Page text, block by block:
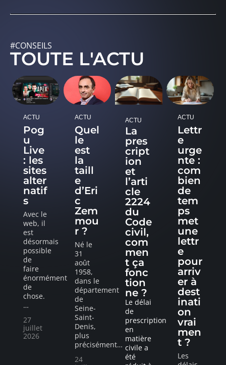
#CONSEILS
TOUTE L'ACTU
ACTU
Pog
u
Live
: les
sites
alter
natif
s
Avec le
web, il
est
désormais
possible
de
faire
énormément
de
chose.
…
27
juillet
2026
ACTU
Quel
le
est
la
taill
e
d’Eri
c
Zem
mou
r ?
Né le
31
août
1958,
dans le
département
de
Seine-
Saint-
Denis,
plus
précisément…
24
ACTU
La
pres
cript
ion
et
l’arti
cle
2224
du
Code
civil,
com
men
t ça
fonc
tion
ne ?
Le délai
de
prescription
en
matière
civile a
été
ACTU
Lettr
e
urge
nte :
com
bien
de
tem
ps
met
une
lettr
e
pour
arriv
er à
dest
inati
on
vrai
men
t ?
Les